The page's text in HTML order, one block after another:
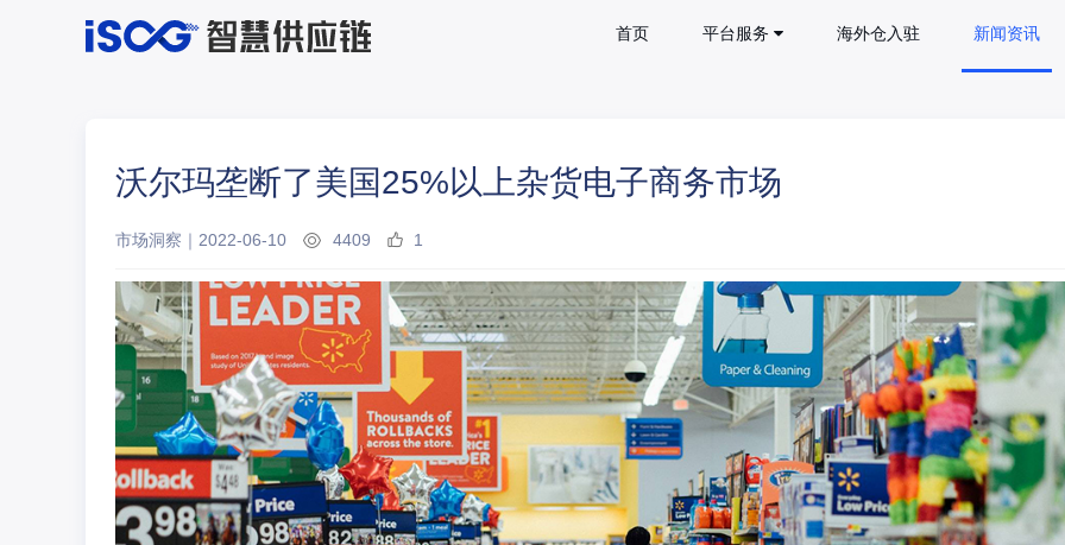
首页 平台服务 海外仓入驻 新闻资讯
沃尔玛垄断了美国25%以上杂货电子商务市场
市场洞察 ｜ 2022-06-10 4409 1